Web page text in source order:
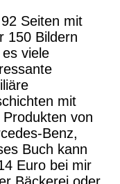
Seiten mit
150 Bildern
viele
mit
Produkten von
Benz,
Buch kann
Euro bei mir